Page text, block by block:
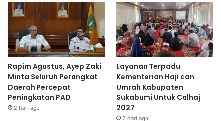
Rapim Agustus, Ayep Zaki
Minta Seluruh Perangkat
Daerah Percepat
Peningkatan PAD
2 hari ago
Layanan Terpadu
Kementerian Haji dan
Umrah Kabupaten
Sukabumi Untuk Calhaj
2027
2 hari ago